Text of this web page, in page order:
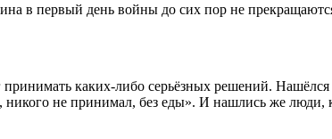
в первый день войны до сих пор не
каких-либо серьёзных решений.
не принимал, без еды». И нашлись же люди,